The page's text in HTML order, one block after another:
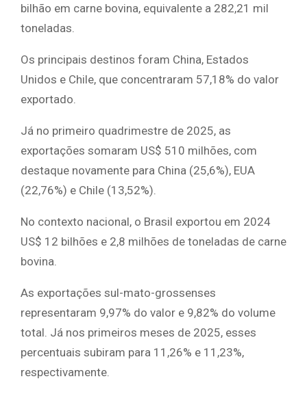
bilhão em carne bovina, equivalente a 282,21 mil
toneladas.
Os principais destinos foram China, Estados
Unidos e Chile, que concentraram 57,18% do valor
exportado.
Já no primeiro quadrimestre de 2025, as
exportações somaram US$ 510 milhões, com
destaque novamente para China (25,6%), EUA
(22,76%) e Chile (13,52%).
No contexto nacional, o Brasil exportou em 2024
US$ 12 bilhões e 2,8 milhões de toneladas de carne
bovina.
As exportações sul-mato-grossenses
representaram 9,97% do valor e 9,82% do volume
total. Já nos primeiros meses de 2025, esses
percentuais subiram para 11,26% e 11,23%,
respectivamente.